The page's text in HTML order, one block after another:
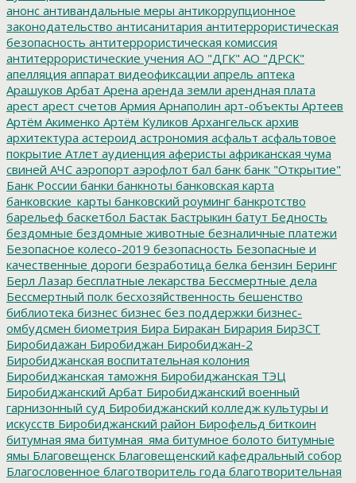
анонс антивандальные меры антикоррупционное
законодательство антисанитария антитеррористическая
безопасность антитеррористическая комиссия
антитеррористические учения АО "ДГК" АО "ДРСК"
апелляция аппарат видеофиксации апрель аптека
Арашуков Арбат Арена аренда земли арендная плата
арест арест счетов Армия Арнаполин арт-объекты Артеев
Артём Акименко Артём Куликов Архангельск архив
архитектура астероид астрономия асфальт асфальтовое
покрытие Атлет аудиенция аферисты африканская чума
свиней АЧС аэропорт аэрофлот бал банк банк "Открытие"
Банк России банки банкноты банковская карта
банковские_карты банковский роуминг банкротство
барельеф баскетбол Бастак Бастрыкин батут Бедность
бездомные бездомные животные безналичные платежи
Безопасное колесо-2019 безопасность Безопасные и
качественные дороги безработица белка бензин Беринг
Берл Лазар бесплатные лекарства Бессмертные дела
Бессмертный полк бесхозяйственность бешенство
библиотека бизнес бизнес без поддержки бизнес-
омбудсмен биометрия Бира Биракан Бирария БирЗСТ
Биробидажан Биробиджан Биробиджан-2
Биробиджанская воспитательная колония
Биробиджанская таможня Биробиджанская ТЭЦ
Биробиджанский Арбат Биробиджанский военный
гарнизонный суд Биробиджанский колледж культуры и
искусств Биробиджанский район Бирофельд биткоин
битумная яма битумная_яма битумное болото битумные
ямы Благовещенск Благовещенский кафедральный собор
Благословенное благотворитель года благотворительная